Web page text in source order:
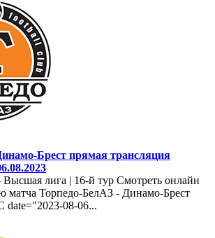
Брест прямая трансляция
Высшая лига | 16-й тур Смотреть онлайн
матча Торпедо-БелАЗ - Динамо-Брест
date="2023-08-06...